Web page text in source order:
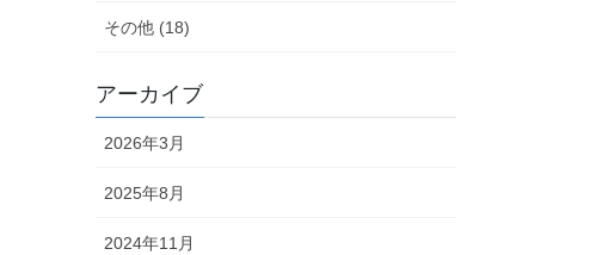
その他 (18)
アーカイブ
2026年3月
2025年8月
2024年11月